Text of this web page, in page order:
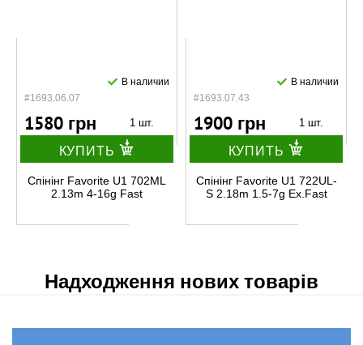
#1693.06.07
В наличии
1580 грн 1 шт.
КУПИТЬ
Спінінг Favorite U1 702ML
2.13m 4-16g Fast
#1693.07.43
В наличии
1900 грн 1 шт.
КУПИТЬ
Спінінг Favorite U1 722UL-
S 2.18m 1.5-7g Ex.Fast
Надходження нових товарів